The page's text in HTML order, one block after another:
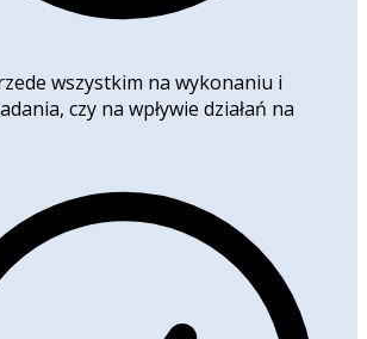
wszystkim na wykonaniu i
czy na wpływie działań na